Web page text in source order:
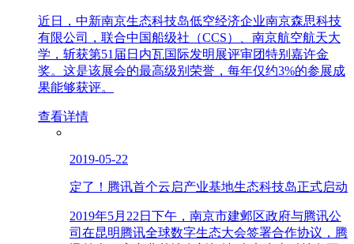
近日，中新南京生态科技岛低空经济企业南京森思科技
有限公司，联合中国船级社（CCS）、南京航空航天大
学，斩获第51届日内瓦国际发明展评审团特别嘉许金
奖。这是该展会的最高级别荣誉，每年仅约3%的参展成
果能够获评。
查看详情
2019-05-22
定了！腾讯首个云启产业基地生态科技岛正式启动
2019年5月22日下午，南京市建邺区政府与腾讯公
司在昆明腾讯全球数字生态大会签署合作协议，腾